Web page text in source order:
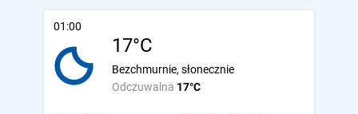
01:00
17°C
Odczuwalna 17°C
Bezchmurnie, słonecznie